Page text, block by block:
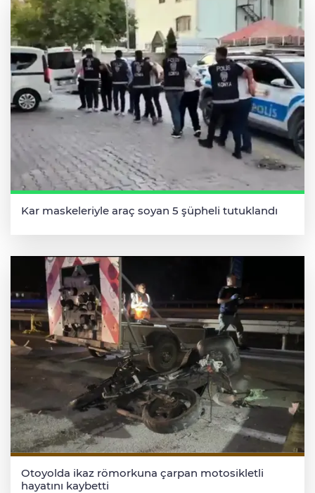
Kar maskeleriyle araç soyan 5 şüpheli tutuklandı
Otoyolda ikaz römorkuna çarpan motosikletli
hayatını kaybetti